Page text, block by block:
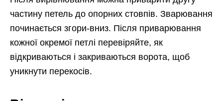
частину петель до опорних стовпів. Зварювання
починається згори-вниз. Після приварювання
кожної окремої петлі перевіряйте, як
відкриваються і закриваються ворота, щоб
уникнути перекосів.